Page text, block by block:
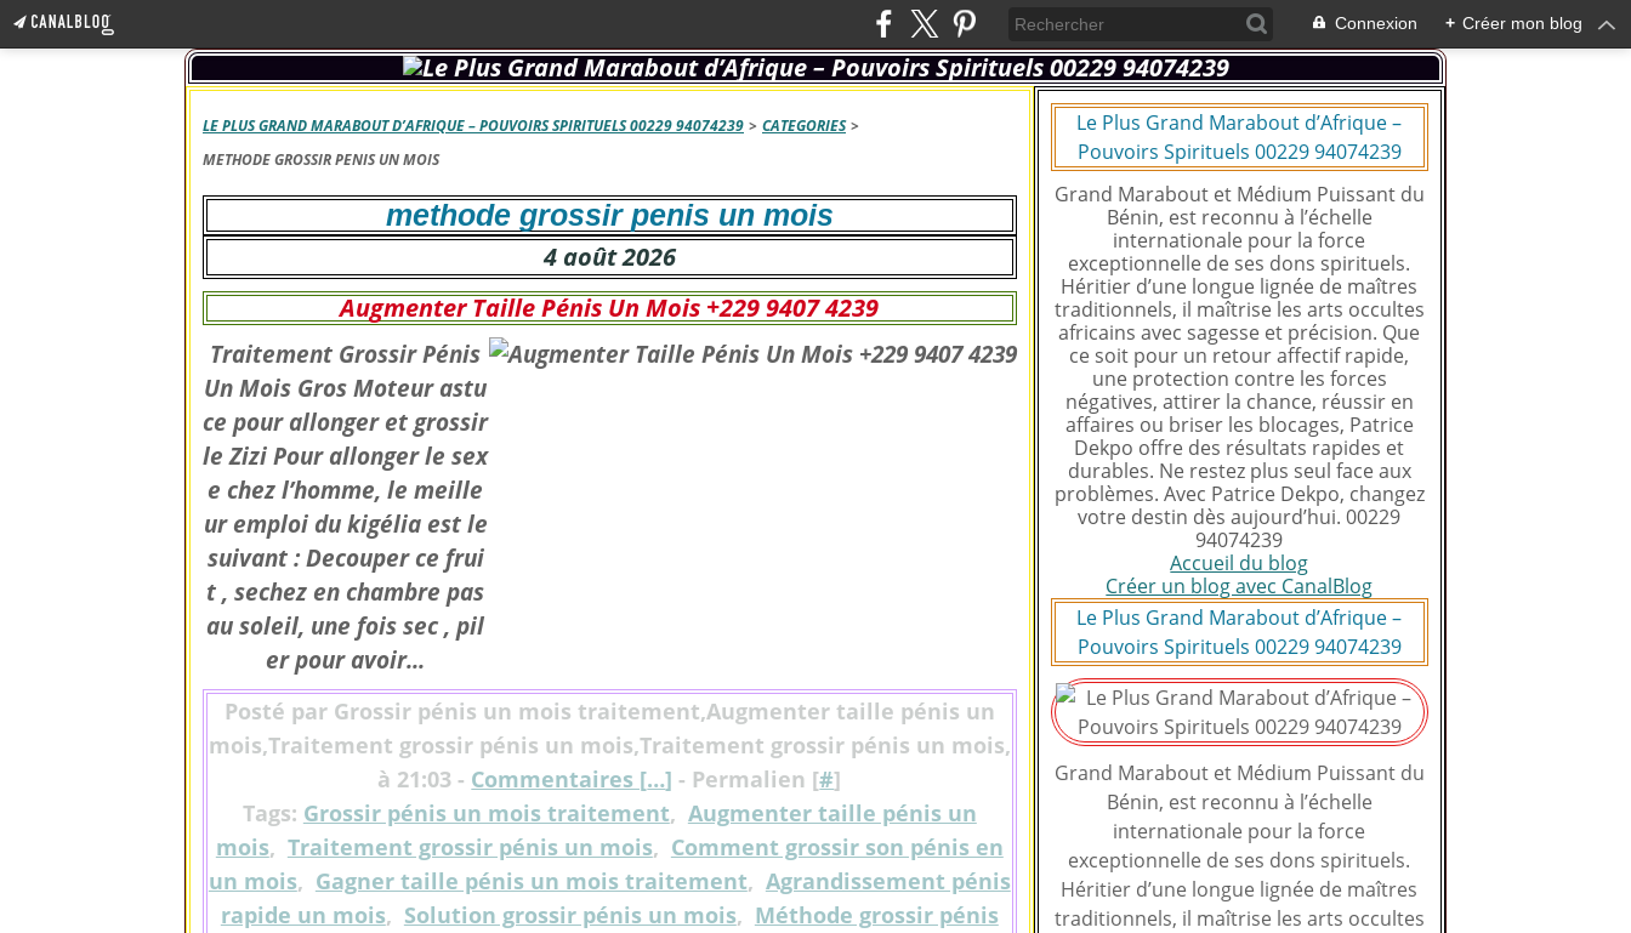
Connexion + Créer mon blog
LE PLUS GRAND MARABOUT D’AFRIQUE – POUVOIRS SPIRITUELS 00229 94074239 > CATEGORIES >
METHODE GROSSIR PENIS UN MOIS
methode grossir penis un mois
4 août 2026
Augmenter Taille Pénis Un Mois +229 9407 4239
Traitement Grossir Pénis
Un Mois Gros Moteur astu
ce pour allonger et grossir
le Zizi Pour allonger le sex
e chez l’homme, le meille
ur emploi du kigélia est le
suivant : Decouper ce frui
t , sechez en chambre pas
au soleil, une fois sec , pil
er pour avoir...
Posté par Grossir pénis un mois traitement,Augmenter taille pénis un
mois,Traitement grossir pénis un mois,Traitement grossir pénis un mois,
à 21:03 - Commentaires […] - Permalien [#]
Tags: Grossir pénis un mois traitement, Augmenter taille pénis un
mois, Traitement grossir pénis un mois, Comment grossir son pénis en
un mois, Gagner taille pénis un mois traitement, Agrandissement pénis
rapide un mois, Solution grossir pénis un mois, Méthode grossir pénis
Le Plus Grand Marabout d’Afrique –
Pouvoirs Spirituels 00229 94074239
Grand Marabout et Médium Puissant du
Bénin, est reconnu à l’échelle
internationale pour la force
exceptionnelle de ses dons spirituels.
Héritier d’une longue lignée de maîtres
traditionnels, il maîtrise les arts occultes
africains avec sagesse et précision. Que
ce soit pour un retour affectif rapide,
une protection contre les forces
négatives, attirer la chance, réussir en
affaires ou briser les blocages, Patrice
Dekpo offre des résultats rapides et
durables. Ne restez plus seul face aux
problèmes. Avec Patrice Dekpo, changez
votre destin dès aujourd’hui. 00229
94074239
Accueil du blog
Créer un blog avec CanalBlog
Le Plus Grand Marabout d’Afrique –
Pouvoirs Spirituels 00229 94074239
Grand Marabout et Médium Puissant du
Bénin, est reconnu à l’échelle
internationale pour la force
exceptionnelle de ses dons spirituels.
Héritier d’une longue lignée de maîtres
traditionnels, il maîtrise les arts occultes